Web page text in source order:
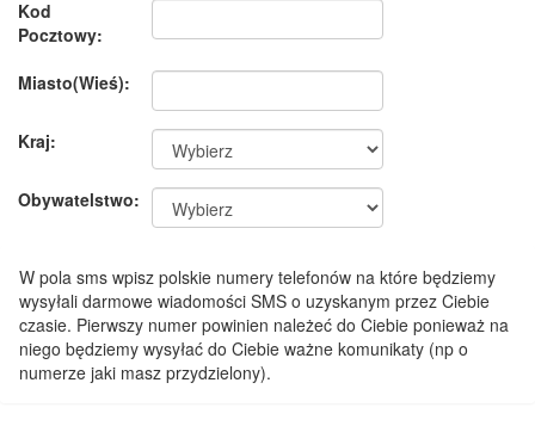
Kod
Pocztowy:
Miasto(Wieś):
Kraj:
Obywatelstwo:
W pola sms wpisz polskie numery telefonów na które będziemy
wysyłali darmowe wiadomości SMS o uzyskanym przez Ciebie
czasie. Pierwszy numer powinien należeć do Ciebie ponieważ na
niego będziemy wysyłać do Ciebie ważne komunikaty (np o
numerze jaki masz przydzielony).